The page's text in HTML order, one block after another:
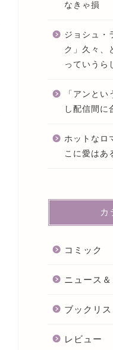
なきゃ損
ジョシュ・
ク」久々、
っていうら
「アンと
し配信間に
ホットなロ
こに愛はあ
カ
コミック
ニュース
ブックリス
レビュー